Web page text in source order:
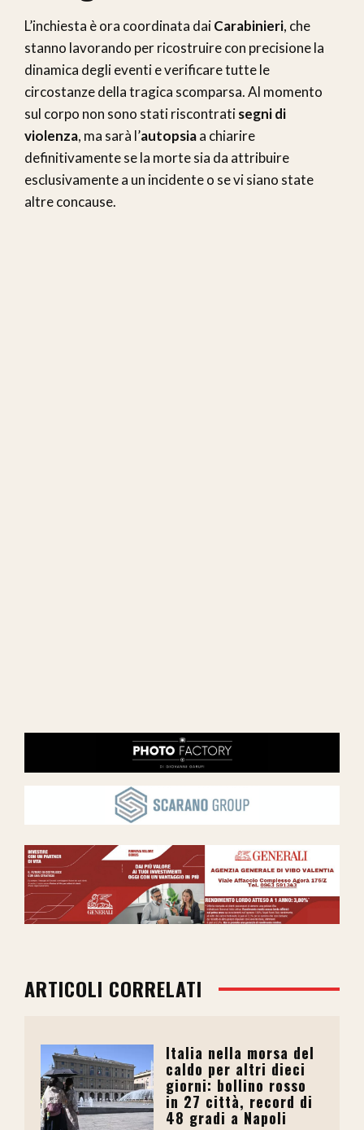
L’inchiesta è ora coordinata daiCarabinieri, che
stanno lavorando per ricostruire con precisione la
dinamica degli eventi e verificare tutte le
circostanze della tragica scomparsa. Al momento
sul corpo non sono stati riscontratisegni di
violenza, ma sarà l’autopsiaa chiarire
definitivamente se la morte sia da attribuire
esclusivamente a un incidente o se vi siano state
altre concause.
ARTICOLI CORRELATI
Italia nella morsa del
caldo per altri dieci
giorni: bollino rosso
in 27 città, record di
48 gradi a Napoli